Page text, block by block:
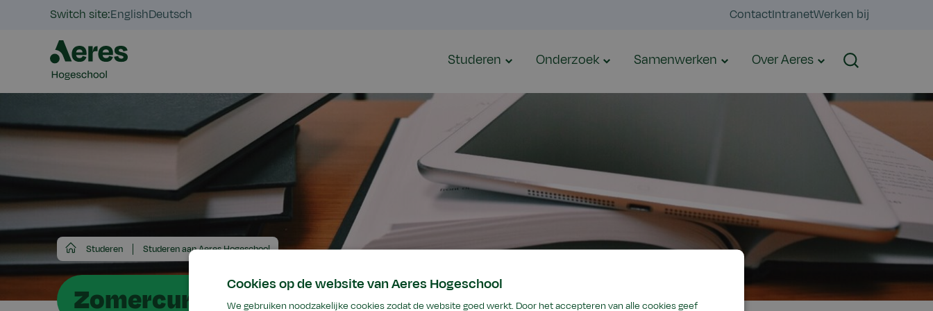
Switch site:EnglishDeutsch ContactIntranetWerken bij
Studeren Onderzoek Samenwerken Over Aeres Zoeken
Aeres
Hogeschool
Studeren Studeren aan Aeres Hogeschool
ZomercursusCookies op de website van Aeres Hogeschool
We gebruiken noodzakelijke cookies zodat de website goed werkt. Door het accepteren van alle cookies geef